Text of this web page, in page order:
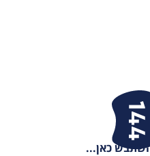
כאן...